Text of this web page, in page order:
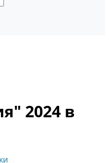
2024 в